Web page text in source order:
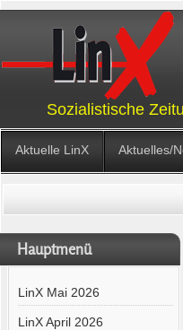
Sozialistische
Aktuelle LinX Aktuelles/
Hauptmenü
LinX Mai 2026
LinX April 2026